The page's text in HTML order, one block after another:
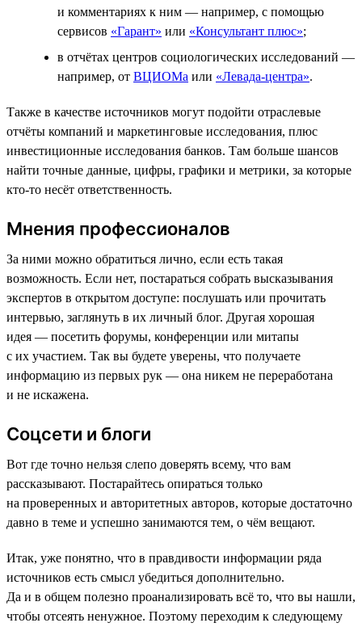
и комментариях к ним — например, с помощью
сервисов «Гарант» или «Консультант плюс»;
в отчётах центров социологических исследований —
например, от ВЦИОМа или «Левада-центра».
Также в качестве источников могут подойти отраслевые
отчёты компаний и маркетинговые исследования, плюс
инвестиционные исследования банков. Там больше шансов
найти точные данные, цифры, графики и метрики, за которые
кто-то несёт ответственность.
Мнения профессионалов
За ними можно обратиться лично, если есть такая
возможность. Если нет, постараться собрать высказывания
экспертов в открытом доступе: послушать или прочитать
интервью, заглянуть в их личный блог. Другая хорошая
идея — посетить форумы, конференции или митапы
с их участием. Так вы будете уверены, что получаете
информацию из первых рук — она никем не переработана
и не искажена.
Соцсети и блоги
Вот где точно нельзя слепо доверять всему, что вам
рассказывают. Постарайтесь опираться только
на проверенных и авторитетных авторов, которые достаточно
давно в теме и успешно занимаются тем, о чём вещают.
Итак, уже понятно, что в правдивости информации ряда
источников есть смысл убедиться дополнительно.
Да и в общем полезно проанализировать всё то, что вы нашли,
чтобы отсеять ненужное. Поэтому переходим к следующему